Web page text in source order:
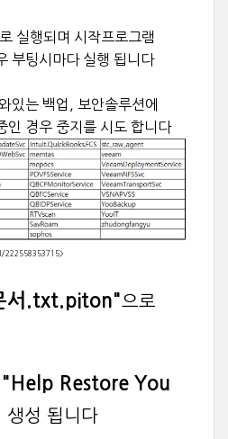
실행되며 시작프로그램
부팅시마다 실행 됩니다
있는 백업, 보안솔루션에
인 경우 중지를 시도 합니다
222558353715>
서.txt.piton"으로
"Help Restore You
생성 됩니다